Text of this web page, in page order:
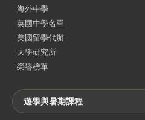
海外中學
英國中學名單
美國留學代辦
大學研究所
榮譽榜單
遊學與暑期課程